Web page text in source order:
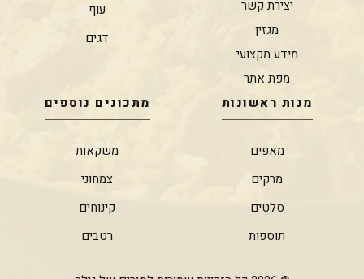
יצירת קשר
מגזין
מידע מקצועי
מפת אתר
עוף
דגים
מנות ראשונות
מאפים
מרקים
סלטים
תוספות
מתכונים נוספים
משקאות
צמחוני
קינוחים
רטבים